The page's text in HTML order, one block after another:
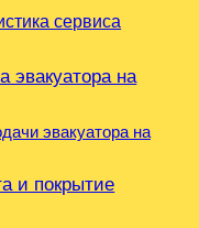
сервиса
эвакуатора на
эвакуатора на
и покрытие